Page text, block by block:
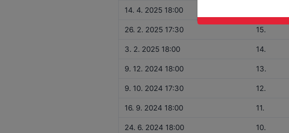
14. 4. 2025 18:00
26. 2. 2025 17:30 15.
3. 2. 2025 18:00 14.
9. 12. 2024 18:00 13.
9. 10. 2024 17:30 12.
16. 9. 2024 18:00 11.
24. 6. 2024 18:00 10.